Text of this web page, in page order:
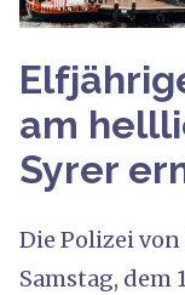
am
Syrer
Die Polizei
Samstag, dem